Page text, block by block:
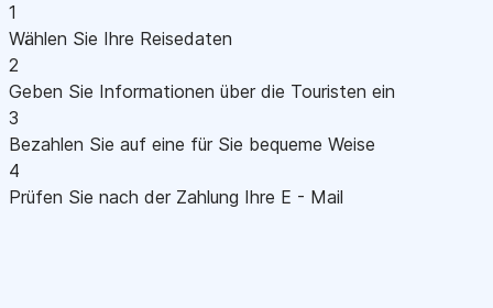
1
Wählen Sie Ihre Reisedaten
2
Geben Sie Informationen über die Touristen ein
3
Bezahlen Sie auf eine für Sie bequeme Weise
4
Prüfen Sie nach der Zahlung Ihre E - Mail